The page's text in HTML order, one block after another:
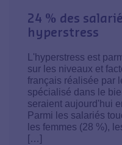
24 % des
hyperstress
L'hyperstress est
sur les niveaux et
français réalisée par
spécialisé dans le
seraient aujourd'hui
Parmi les salariés
les femmes (28 %),
[…]